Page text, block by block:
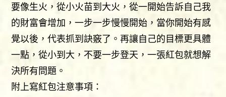
要像生火，從小火苗到大火，從一開始告訴自己我
的財富會增加，一步一步慢慢開始，當你開始有感
覺以後，代表抓到訣竅了。再讓自己的目標更具體
一點，從小到大，不要一步登天，一張紅包就想解
決所有問題。
附上寫紅包注意事項：